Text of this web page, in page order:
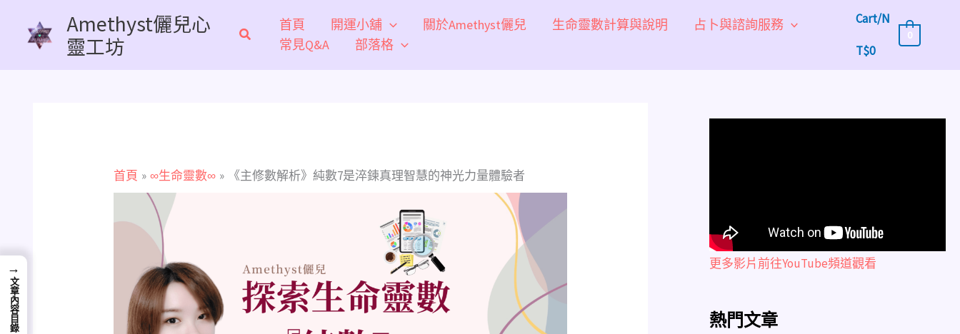
Amethyst儷兒心
靈工坊
首頁 開運小舖 關於Amethyst儷兒 生命靈數計算與說明
占卜與諮詢服務
常見Q&A
部落格
Cart/N
T$0
0
首頁 ∞生命靈數∞ 《主修數解析》純數7是淬鍊真理智慧的神光力量體驗者
更多影片前往YouTube頻道觀看
熱門文章
→
文章內容目錄